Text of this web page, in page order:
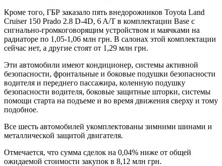
Кроме того, ГБР заказало пять внедорожников Toyota Land
Cruiser 150 Prado 2.8 D-4D, 6 A/T в комплектации Base с
сигнально-громкоговорящим устройством и маячками на
радиаторе по 1,05-1,06 млн грн. В салонах этой комплектации
сейчас нет, а другие стоят от 1,29 млн грн.
Эти автомобили имеют кондиционер, системы активной
безопасности, фронтальные и боковые подушки безопасности
водителя и переднего пассажира, коленную подушку
безопасности водителя, боковые защитные шторки, системы
помощи старта на подъеме и во время движения сверху и тому
подобное.
Все шесть автомобилей укомплектованы зимними шинами и
металлической защитой двигателя.
Отмечается, что сумма сделок на 0,04% ниже от общей
ожидаемой стоимости закупок в 8,12 млн грн.